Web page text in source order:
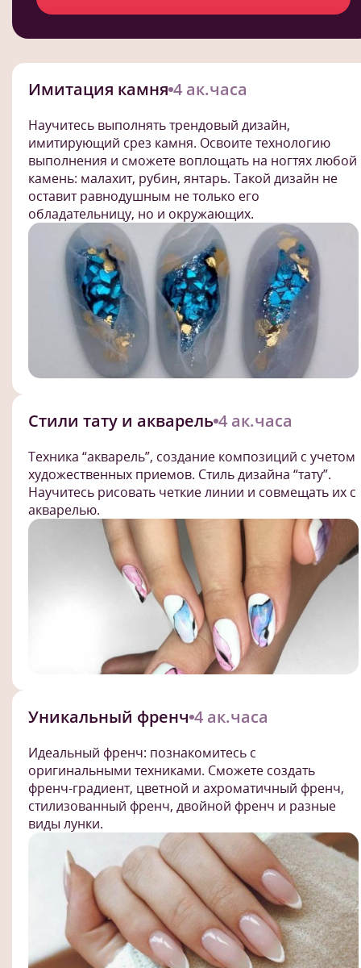
Имитация камня 4 ак.часа
Научитесь выполнять трендовый дизайн,
имитирующий срез камня. Освоите технологию
выполнения и сможете воплощать на ногтях любой
камень: малахит, рубин, янтарь. Такой дизайн не
оставит равнодушным не только его
обладательницу, но и окружающих.
Стили тату и акварель 4 ак.часа
Техника “акварель”, создание композиций с учетом
художественных приемов. Стиль дизайна “тату”.
Научитесь рисовать четкие линии и совмещать их с
акварелью.
Уникальный френч 4 ак.часа
Идеальный френч: познакомитесь с
оригинальными техниками. Сможете создать
френч-градиент, цветной и ахроматичный френч,
стилизованный френч, двойной френч и разные
виды лунки.